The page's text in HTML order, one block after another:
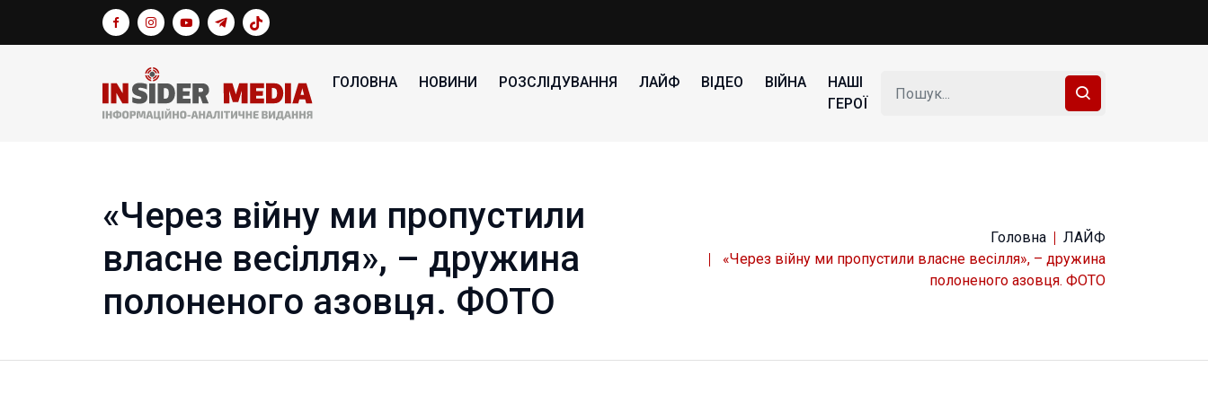
ГОЛОВНА НОВИНИ РОЗСЛІДУВАННЯ ЛАЙФ ВІДЕО ВІЙНА
НАШІ
ГЕРОЇ
«Через війну ми пропустили
власне весілля», – дружина
полоненого азовця. ФОТО
Головна
ЛАЙФ
«Через війну ми пропустили власне весілля», – дружина
полоненого азовця. ФОТО